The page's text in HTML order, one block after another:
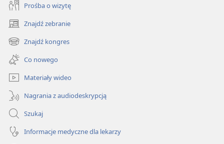
Prośba o wizytę
Znajdź zebranie
(opens
new
window)
Znajdź kongres
(opens
new
window)
Co nowego
Materiały wideo
Nagrania z audiodeskrypcją
Szukaj
Informacje medyczne dla lekarzy